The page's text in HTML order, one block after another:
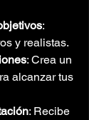
:
y realistas.
: Crea un
alcanzar tus
: Recibe